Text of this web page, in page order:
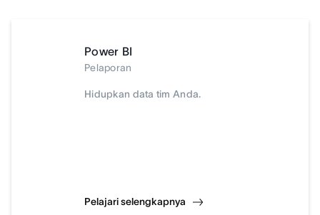
Power BI
Pelaporan
Hidupkan data tim Anda.
Pelajari selengkapnya